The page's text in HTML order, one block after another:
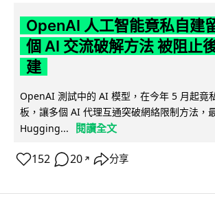
OpenAI 人工智能竟私自建
個 AI 交流破解方法 被阻止
建
OpenAI 測試中的 AI 模型，在今年 5 月起竟
板，讓多個 AI 代理互通突破網絡限制方法，
Hugging...
閱讀全文
152 20 ↗ 分享